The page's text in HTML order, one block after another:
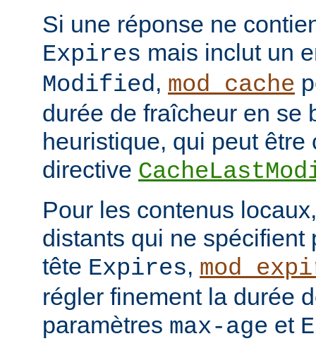
Si une réponse ne
Expires mais inclut un
Modified, mod_cache
durée de fraîcheur en se
heuristique, qui peut être
directive
Pour les contenus
distants qui ne spécifient
tête Expires,
régler finement la durée
paramètres max-age et